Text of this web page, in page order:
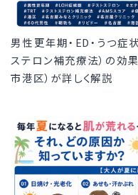
男性更年期・ED・うつ症
ステロン補充療法）の効
市港区）が詳しく解説